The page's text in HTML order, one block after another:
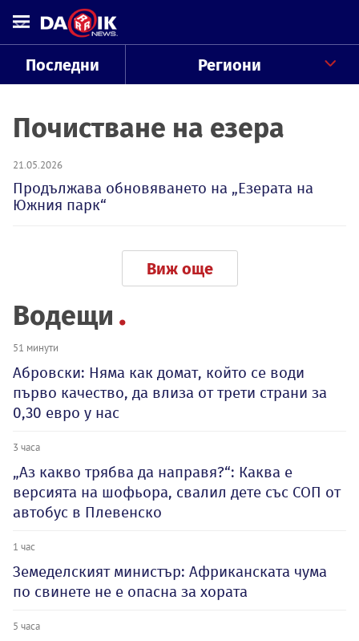
Последни Региони
Почистване на езера
21.05.2026
Продължава обновяването на „Езерата на
Южния парк“
Виж още
Водещи
51 минути
Абровски: Няма как домат, който се води
първо качество, да влиза от трети страни за
0,30 евро у нас
3 часа
„Аз какво трябва да направя?“: Каква е
версията на шофьора, свалил дете със СОП от
автобус в Плевенско
1 час
Земеделският министър: Африканската чума
по свинете не е опасна за хората
5 часа